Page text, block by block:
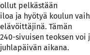
ollut pelkästään
iloa ja hyötyä koulun
elävöittäjinä. Tämän
240-sivuisen teoksen
juhlapäivän aikana.